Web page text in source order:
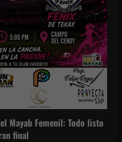
Mayab Femenil: Todo listo
final